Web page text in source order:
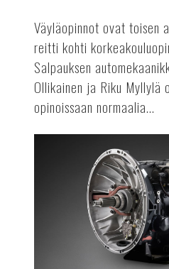
Väyläopinnot ovat toisen
reitti kohti
Salpauksen
Ollikainen ja Riku Myllylä
opinoissaan normaalia...
autovalmistuksessa